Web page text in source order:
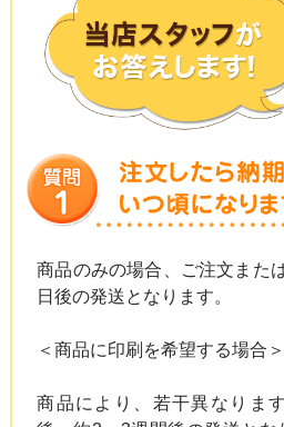
商品のみの場合、ご注文また
日後の発送となります。
＜商品に印刷を希望する場合＞
商品により、若干異なりま